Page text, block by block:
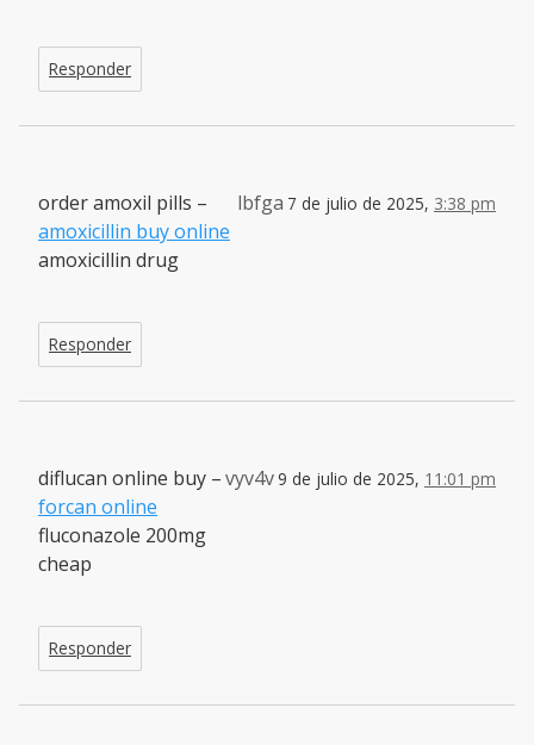
Responder
lbfga 7 de julio de 2025, 3:38 pm
order amoxil pills –
amoxicillin buy online
amoxicillin drug
Responder
vyv4v9 de julio de 2025, 11:01 pm
diflucan online buy –
forcan online
fluconazole 200mg
cheap
Responder